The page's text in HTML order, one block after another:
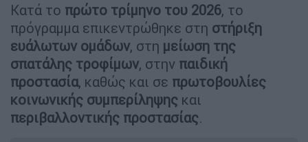
Κατά το πρώτο τρίμηνο του 2026, το
πρόγραμμα επικεντρώθηκε στη στήριξη
ευάλωτων ομάδων, στη μείωση της
σπατάλης τροφίμων, στην παιδική
προστασία, καθώς και σε πρωτοβουλίες
κοινωνικής συμπερίληψης και
περιβαλλοντικής προστασίας.